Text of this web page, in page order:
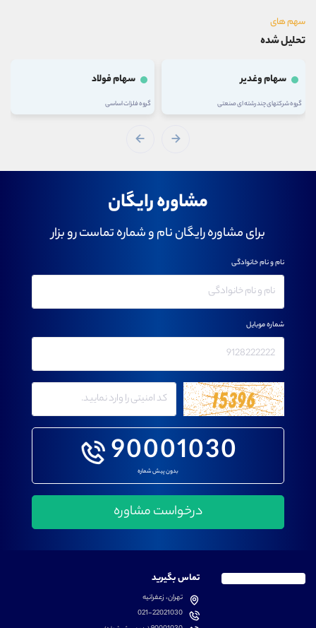
سهم های
تحلیل شده
سهام وغدیر
گروه شرکتهای چند رشته ای صنعتی
سهام فولاد
گروه فلزات اساسی
مشاوره رایگان
برای مشاوره رایگان نام و شماره تماست رو بزار
90001030
بدون پیش شماره
نام و نام خانوادگی
شماره موبایل
تماس بگیرید
تهران، زعفرانیه
021-22021030